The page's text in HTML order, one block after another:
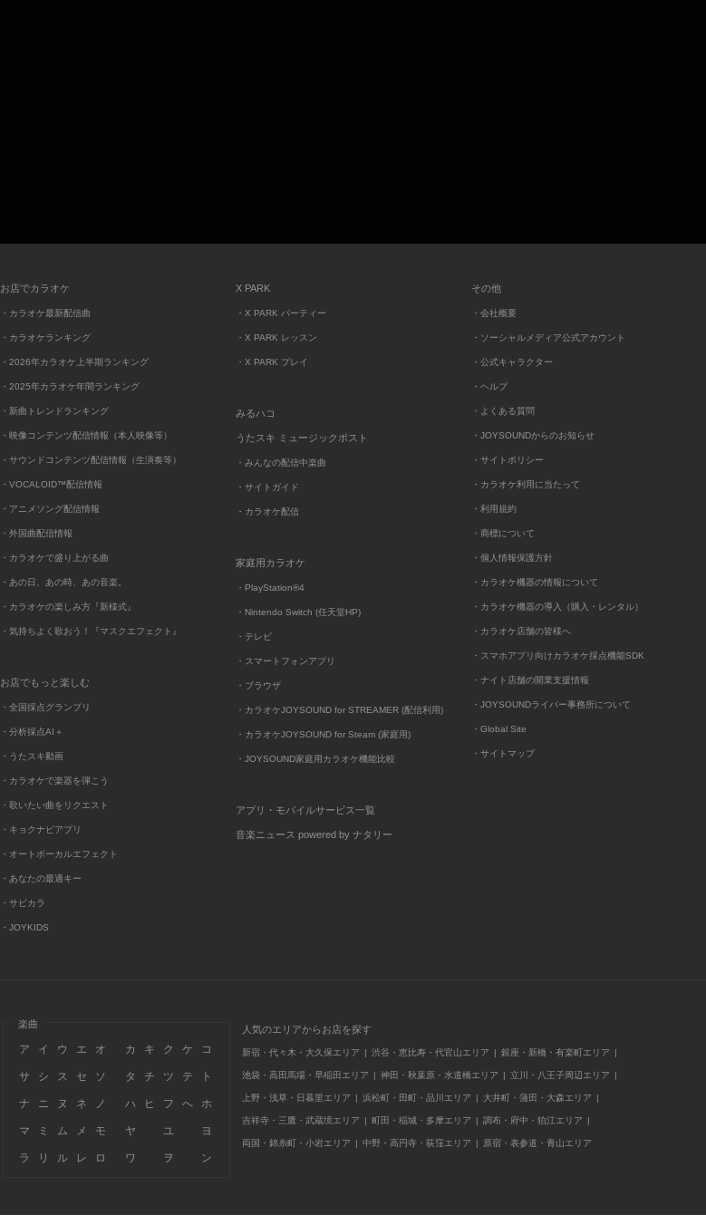
お店でカラオケ
・カラオケ最新配信曲
・カラオケランキング
・2026年カラオケ上半期ランキング
・2025年カラオケ年間ランキング
・新曲トレンドランキング
・映像コンテンツ配信情報（本人映像等）
・サウンドコンテンツ配信情報（生演奏等）
・VOCALOID™配信情報
・アニメソング配信情報
・外国曲配信情報
・カラオケで盛り上がる曲
・あの日、あの時、あの音楽。
・カラオケの楽しみ方『新様式』
・気持ちよく歌おう！『マスクエフェクト』
お店でもっと楽しむ
・全国採点グランプリ
・分析採点AI＋
・うたスキ動画
・カラオケで楽器を弾こう
・歌いたい曲をリクエスト
・キョクナビアプリ
・オートボーカルエフェクト
・あなたの最適キー
・サビカラ
・JOYKIDS
X PARK
・X PARK パーティー
・X PARK レッスン
・X PARK プレイ
みるハコ
うたスキ ミュージックポスト
・みんなの配信中楽曲
・サイトガイド
・カラオケ配信
家庭用カラオケ
・PlayStation®4
・Nintendo Switch (任天堂HP)
・テレビ
・スマートフォンアプリ
・ブラウザ
・カラオケJOYSOUND for STREAMER (配信利用)
・カラオケJOYSOUND for Steam (家庭用)
・JOYSOUND家庭用カラオケ機能比較
アプリ・モバイルサービス一覧
音楽ニュース powered by ナタリー
その他
・会社概要
・ソーシャルメディア公式アカウント
・公式キャラクター
・ヘルプ
・よくある質問
・JOYSOUNDからのお知らせ
・サイトポリシー
・カラオケ利用に当たって
・利用規約
・商標について
・個人情報保護方針
・カラオケ機器の情報について
・カラオケ機器の導入（購入・レンタル）
・カラオケ店舗の皆様へ
・スマホアプリ向けカラオケ採点機能SDK
・ナイト店舗の開業支援情報
・JOYSOUNDライバー事務所について
・Global Site
・サイトマップ
楽曲
ア イ ウ エ オ カ キ ク ケ コ
サ シ ス セ ソ タ チ ツ テ ト
ナ ニ ヌ ネ ノ ハ ヒ フ へ ホ
マ ミ ム メ モ ヤ ユ ヨ
ラ リ ル レ ロ ワ ヲ ン
人気のエリアからお店を探す
新宿・代々木・大久保エリア 渋谷・恵比寿・代官山エリア 銀座・新橋・有楽町エリア
池袋・高田馬場・早稲田エリア 神田・秋葉原・水道橋エリア 立川・八王子周辺エリア
上野・浅草・日暮里エリア 浜松町・田町・品川エリア 大井町・蒲田・大森エリア
吉祥寺・三鷹・武蔵境エリア 町田・稲城・多摩エリア 調布・府中・狛江エリア
両国・錦糸町・小岩エリア 中野・高円寺・荻窪エリア 原宿・表参道・青山エリア